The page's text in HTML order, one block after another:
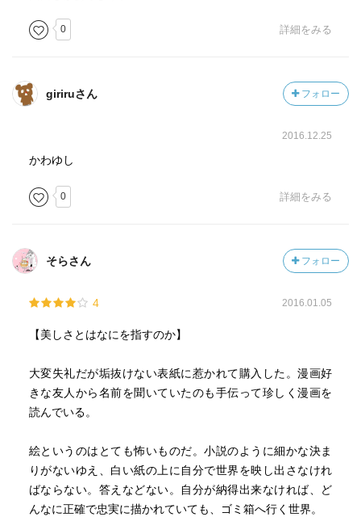
0 詳細をみる
giriruさん フォロー
2016.12.25
かわゆし
0 詳細をみる
そらさん フォロー
4 2016.01.05
【美しさとはなにを指すのか】
大変失礼だが垢抜けない表紙に惹かれて購入した。漫画好
きな友人から名前を聞いていたのも手伝って珍しく漫画を
読んでいる。
絵というのはとても怖いものだ。小説のように細かな決ま
りがないゆえ、白い紙の上に自分で世界を映し出さなけれ
ばならない。答えなどない。自分が納得出来なければ、ど
んなに正確で忠実に描かれていても、ゴミ箱へ行く世界。